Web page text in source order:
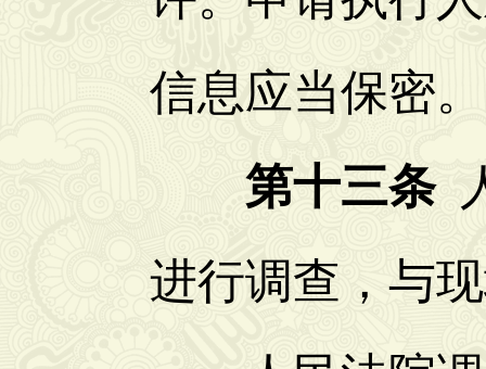
信息应当保密。
第十三条
进行调查，与